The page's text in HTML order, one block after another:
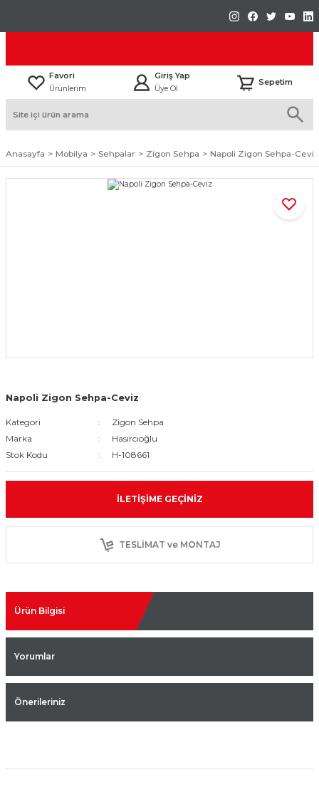
Favori
Ürünlerim
Giriş Yap
Üye Ol
Sepetim
Anasayfa Mobilya Sehpalar Zigon Sehpa Napoli Zigon Sehpa-Ceviz
Napoli Zigon Sehpa-Ceviz
Kategori
Zigon Sehpa
Marka
Hasırcıoğlu
Stok Kodu
H-108661
İLETIŞIME GEÇINIZ
TESLİMAT ve MONTAJ
Ürün Bilgisi
Yorumlar
Önerileriniz